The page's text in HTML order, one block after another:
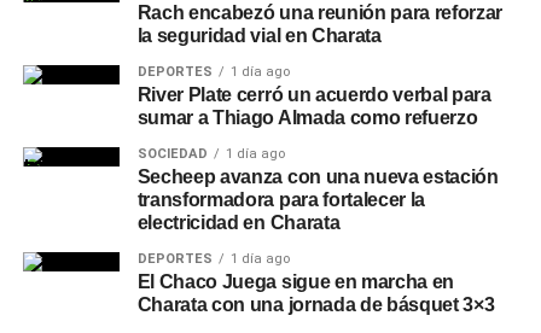
Rach encabezó una reunión para reforzar
la seguridad vial en Charata
DEPORTES 1 día ago
River Plate cerró un acuerdo verbal para
sumar a Thiago Almada como refuerzo
SOCIEDAD 1 día ago
Secheep avanza con una nueva estación
transformadora para fortalecer la
electricidad en Charata
DEPORTES 1 día ago
El Chaco Juega sigue en marcha en
Charata con una jornada de básquet 3×3